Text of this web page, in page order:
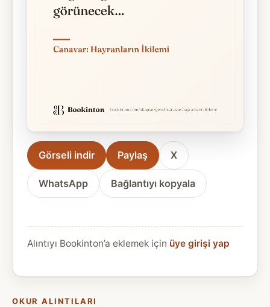
Görseli indir Paylaş X
WhatsApp Bağlantıyı kopyala
Alıntıyı Bookinton’a eklemek için üye girişi yap
OKUR ALINTILARI